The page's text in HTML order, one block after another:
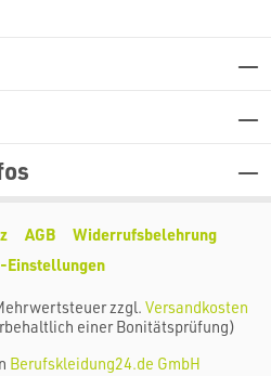
AGB
Widerrufsbelehrung
Einstellungen
zzgl. Versandkosten
einer Bonitätsprüfung)
Berufskleidung24.de GmbH